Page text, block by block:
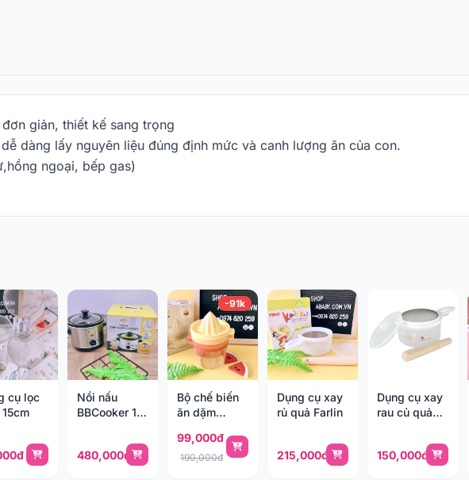
giản, thiết kế sang trọng
dàng lấy nguyên liệu đúng định mức và canh lượng ăn của con.
ngoại, bếp gas)
cụ lọc
Nồi nấu
BBCooker 1,5
480,000đ
-91k
Bộ chế biến
ăn dặm
99,000đ
190,000đ
Dụng cụ xay
rủ quả Farlin
215,000đ
Dụng cụ xay
rau củ quả
150,000đ